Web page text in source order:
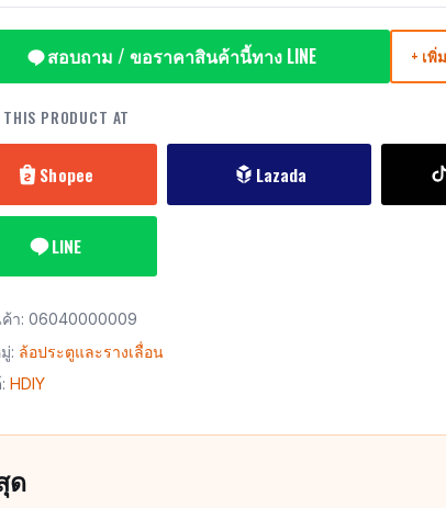
สอบถาม / ขอราคาสินค้านี้ทาง LINE + เพิ่
THIS PRODUCT AT
Shopee Lazada
LINE
า: 06040000009
: ล้อประตูและรางเลื่อน
HDIY
ด